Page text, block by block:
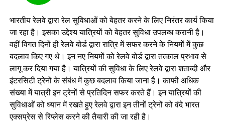
भारतीय रेलवे द्वारा रेल सुविधाओं को बेहतर करने के लिए निरंतर कार्य किया
जा रहा है। इसका उद्देश्य यात्रियों को बेहतर सुविधा उपलब्ध करानी है।
वहीं विगत दिनों ही रेलवे बोर्ड द्वारा रात्रि में सफर करने के नियमों में कुछ
बदलाव किए गए थे। इन नए न‍ियमों को रेलवे बोर्ड द्वारा तत्‍काल प्रभाव से
लागू कर द‍िया गया है। यात्रियों की सुविधा के लिए रेलवे द्वारा शताब्दी और
इंटरसिटी ट्रेनों के संबंध में कुछ बदलाव किया जाना है। काफी अधिक
संख्या में यात्री इन ट्रेनों से प्रतिदिन सफर करते हैं। इन यात्र‍ियों की
सुव‍िधाओं को ध्‍यान में रखते हुए रेलवे द्वारा इन तीनों ट्रेनों को वंदे भारत
एक्‍सप्रेस से रिप्लेस करने की तैयारी की जा रही है।